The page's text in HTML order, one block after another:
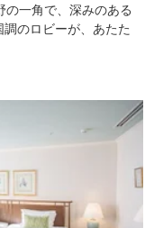
一角で、深みのある
のロビーが、あたた